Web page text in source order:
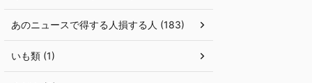
あのニュースで得する人損する人 (183)
いも類 (1)